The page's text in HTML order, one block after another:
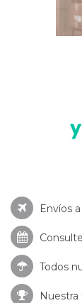
Envíos
Todos